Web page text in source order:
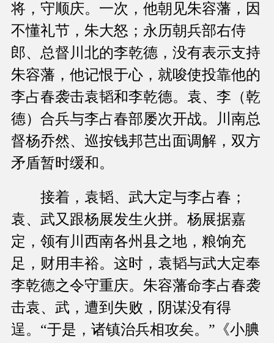
将，守顺庆。一次，他朝见朱容藩，因
不懂礼节，朱大怒；永历朝兵部右侍
郎、总督川北的李乾德，没有表示支持
朱容藩，他记恨于心，就唆使投靠他的
李占春袭击袁韬和李乾德。袁、李（乾
德）合兵与李占春部屡次开战。川南总
督杨乔然、巡按钱邦芑出面调解，双方
矛盾暂时缓和。
接着，袁韬、武大定与李占春；
袁、武又跟杨展发生火拼。杨展据嘉
定，领有川西南各州县之地，粮饷充
足，财用丰裕。这时，袁韬与武大定奉
李乾德之令守重庆。朱容藩命李占春袭
击袁、武，遭到失败，阴谋没有得
逞。“于是，诸镇治兵相攻矣。”《小腆